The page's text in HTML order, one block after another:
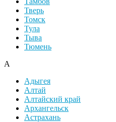
Тверь
Томск
Тула
Тыва
Тюмень
А
Адыгея
Алтай
Алтайский край
Архангельск
Астрахань